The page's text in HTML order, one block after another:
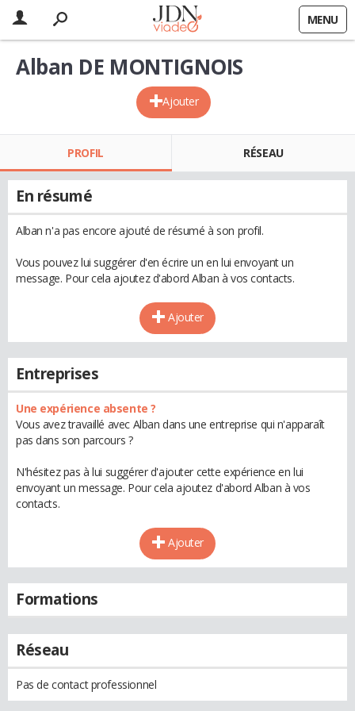
MENU
Ajouter
Alban DE MONTIGNOIS
PROFIL RÉSEAU
En résumé
Alban n'a pas encore ajouté de résumé à son profil.
Vous pouvez lui suggérer d'en écrire un en lui envoyant un
message. Pour cela ajoutez d'abord Alban à vos contacts.
Ajouter
Entreprises
Une expérience absente ?
Vous avez travaillé avec Alban dans une entreprise qui n'apparaît
pas dans son parcours ?
N'hésitez pas à lui suggérer d'ajouter cette expérience en lui
envoyant un message. Pour cela ajoutez d'abord Alban à vos
contacts.
Ajouter
Formations
Réseau
Pas de contact professionnel